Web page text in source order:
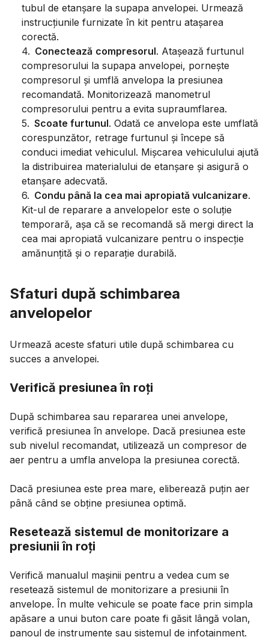
tubul de etanșare la supapa anvelopei. Urmează
instrucțiunile furnizate în kit pentru atașarea
corectă.
4. Conectează compresorul. Atașează furtunul
compresorului la supapa anvelopei, pornește
compresorul și umflă anvelopa la presiunea
recomandată. Monitorizează manometrul
compresorului pentru a evita supraumflarea.
5. Scoate furtunul. Odată ce anvelopa este umflată
corespunzător, retrage furtunul și începe să
conduci imediat vehiculul. Mișcarea vehiculului ajută
la distribuirea materialului de etanșare și asigură o
etanșare adecvată.
6. Condu până la cea mai apropiată vulcanizare.
Kit-ul de reparare a anvelopelor este o soluție
temporară, așa că se recomandă să mergi direct la
cea mai apropiată vulcanizare pentru o inspecție
amănunțită și o reparație durabilă.
Sfaturi după schimbarea
anvelopelor
Urmează aceste sfaturi utile după schimbarea cu
succes a anvelopei.
Verifică presiunea în roți
După schimbarea sau repararea unei anvelope,
verifică presiunea în anvelope. Dacă presiunea este
sub nivelul recomandat, utilizează un compresor de
aer pentru a umfla anvelopa la presiunea corectă.
Dacă presiunea este prea mare, eliberează puțin aer
până când se obține presiunea optimă.
Resetează sistemul de monitorizare a
presiunii în roți
Verifică manualul mașinii pentru a vedea cum se
resetează sistemul de monitorizare a presiunii în
anvelope. În multe vehicule se poate face prin simpla
apăsare a unui buton care poate fi găsit lângă volan,
panoul de instrumente sau sistemul de infotainment.